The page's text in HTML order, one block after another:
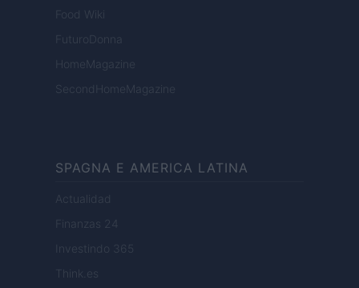
Food Wiki
FuturoDonna
HomeMagazine
SecondHomeMagazine
SPAGNA E AMERICA LATINA
Actualidad
Finanzas 24
Investindo 365
Think.es